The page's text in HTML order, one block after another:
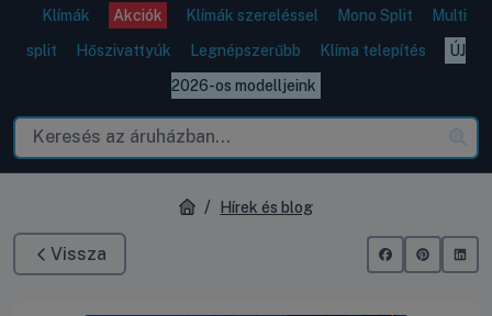
Klímák Akciók Klímák szereléssel Mono Split
Multi
split
Hőszivattyúk Legnépszerűbb Klíma telepítés
ÚJ
2026-os modelljeink
Hírek és blog
Vissza